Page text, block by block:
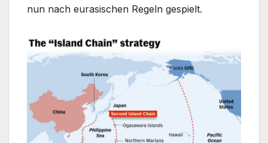
nun nach eurasischen Regeln gespielt.